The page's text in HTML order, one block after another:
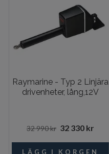
Raymarine - Typ 2 Linjära
drivenheter, lång,12V
32 990 kr 32 330 kr